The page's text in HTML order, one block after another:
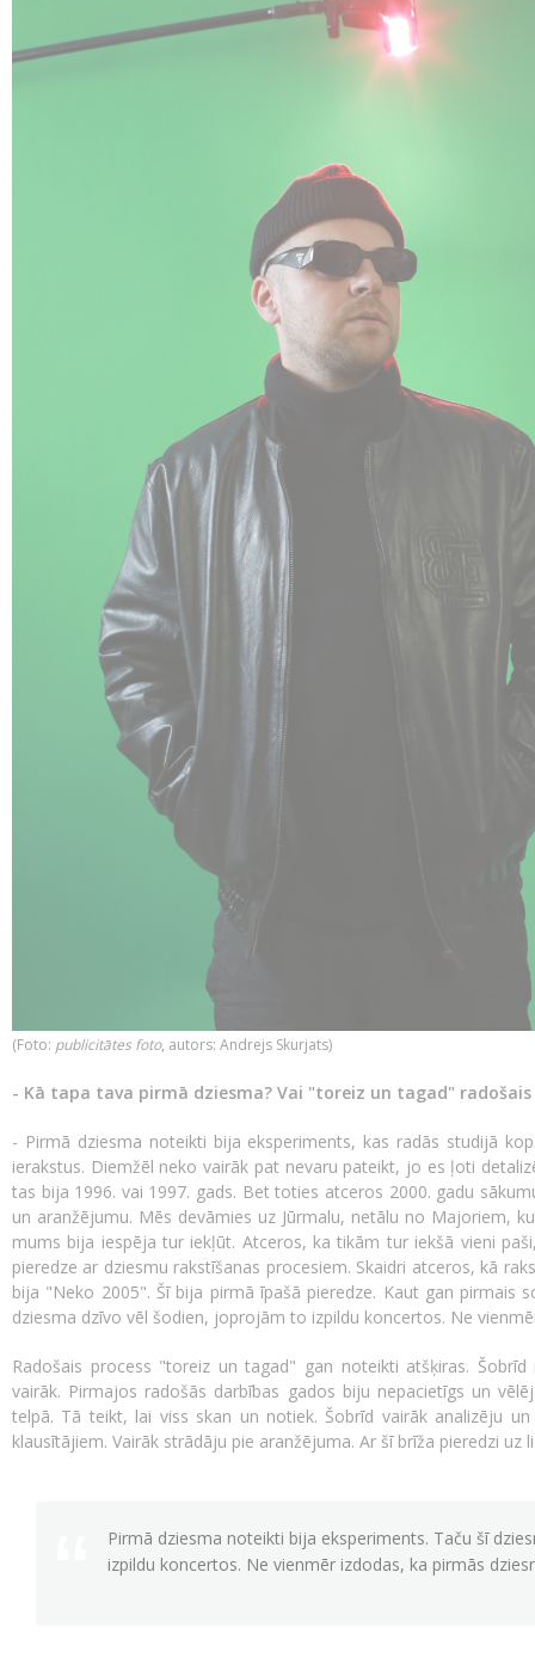
​(Foto: publicitātes foto, autors: Andrejs Skurjats)
- Kā tapa tava pirmā dziesma? Vai "toreiz un tagad"
- Pirmā dziesma noteikti bija eksperiments, kas radās studijā
ierakstus. Diemžēl neko vairāk pat nevaru pateikt, jo es ļoti
tas bija 1996. vai 1997. gads. Bet toties atceros 2000. gadu
un aranžējumu. Mēs devāmies uz Jūrmalu, netālu no Majoriem,
mums bija iespēja tur iekļūt. Atceros, ka tikām tur iekšā vieni
pieredze ar dziesmu rakstīšanas procesiem. Skaidri atceros, kā
bija "Neko 2005". Šī bija pirmā īpašā pieredze. Kaut gan pirmais
dziesma dzīvo vēl šodien, joprojām to izpildu koncertos. Ne
Radošais process "toreiz un tagad" gan noteikti atšķiras.
vairāk. Pirmajos radošās darbības gados biju nepacietīgs un
telpā. Tā teikt, lai viss skan un notiek. Šobrīd vairāk analizēju
klausītājiem. Vairāk strādāju pie aranžējuma. Ar šī brīža pieredzi uz
Pirmā dziesma noteikti bija eksperiments. Taču šī
izpildu koncertos. Ne vienmēr izdodas, ka pirmās